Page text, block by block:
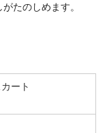
たのしめます。
ート